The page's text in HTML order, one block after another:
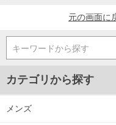
元の画面に
キーワードから探す
カテゴリから探す
メンズ